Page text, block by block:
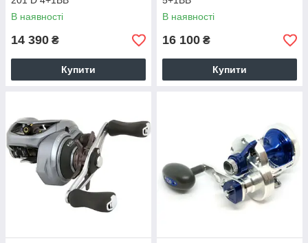
В наявності
14 390 ₴
Купити
В наявності
16 100 ₴
Купити